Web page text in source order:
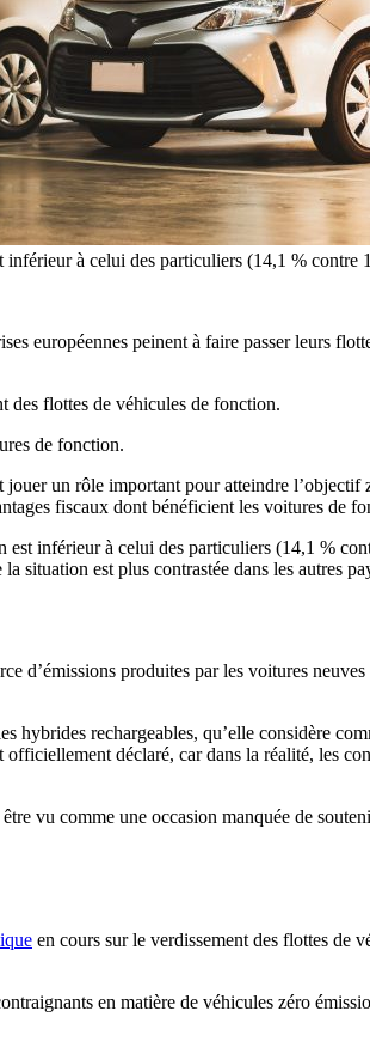
à celui des particuliers (14,1 %
européennes peinent à faire passer leurs
des flottes de véhicules de fonction.
de fonction.
un rôle important pour atteindre
fiscaux dont bénéficient les voitures de
inférieur à celui des particuliers (14,1 %
situation est plus contrastée dans les autres
d’émissions produites par les voitures
hybrides rechargeables, qu’elle considère
déclaré, car dans la réalité, les
vu comme une occasion manquée de
en cours sur le verdissement des flottes de
en matière de véhicules zéro